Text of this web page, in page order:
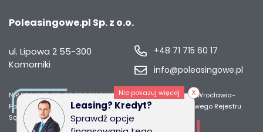
Nie pokazuj więcej
Leasing? Kredyt?
Sprawdź opcje
your fleet
Poleasingowe.pl Sp. z o.o.
ul. Lipowa 2 55-300
Komorniki
+48 71 715 60 17
info@poleasingowe.pl
NIP 894-297-65-50REGON 021014968Sąd Rejonowy dla Wrocławia-
Fabrycznej we Wrocławiu, IX Wydział Gospodarczy Krajowego Rejestru
Sądowego;Wysokość kapitału zakładowego 50 000 zł